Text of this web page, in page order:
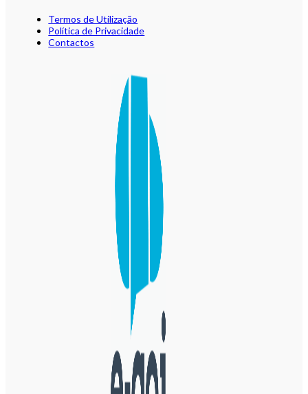
Termos de Utilização
Política de Privacidade
Contactos